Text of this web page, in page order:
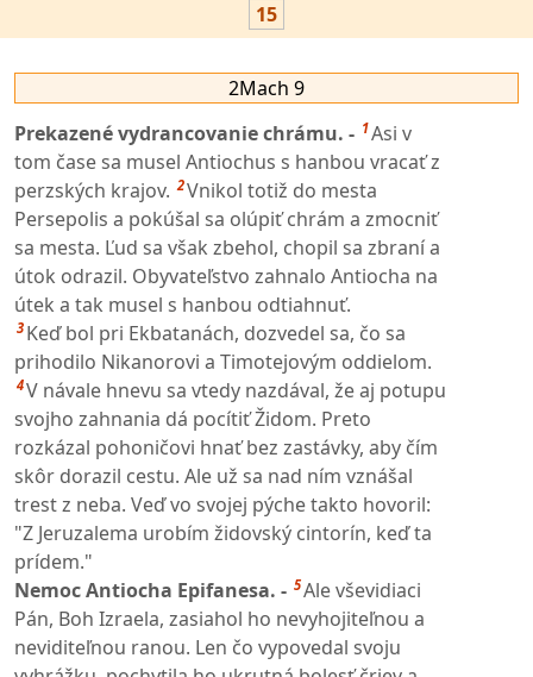
15
2Mach 9
Prekazené vydrancovanie chrámu. - 1Asi v
tom čase sa musel Antiochus s hanbou vracať z
perzských krajov. 2Vnikol totiž do mesta
Persepolis a pokúšal sa olúpiť chrám a zmocniť
sa mesta. Ľud sa však zbehol, chopil sa zbraní a
útok odrazil. Obyvateľstvo zahnalo Antiocha na
útek a tak musel s hanbou odtiahnuť.
3 Keď bol pri Ekbatanách, dozvedel sa, čo sa
prihodilo Nikanorovi a Timotejovým oddielom.
4V návale hnevu sa vtedy nazdával, že aj potupu
svojho zahnania dá pocítiť Židom. Preto
rozkázal pohoničovi hnať bez zastávky, aby čím
skôr dorazil cestu. Ale už sa nad ním vznášal
trest z neba. Veď vo svojej pýche takto hovoril:
"Z Jeruzalema urobím židovský cintorín, keď ta
prídem."
Nemoc Antiocha Epifanesa. - 5Ale vševidiaci
Pán, Boh Izraela, zasiahol ho nevyhojiteľnou a
neviditeľnou ranou. Len čo vypovedal svoju